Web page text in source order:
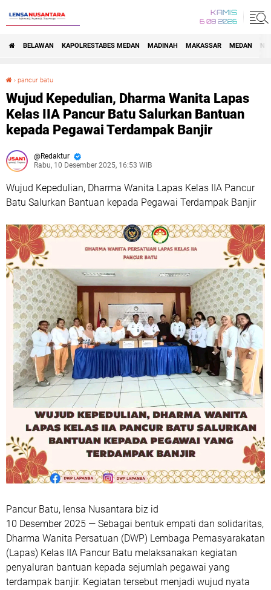
KAMIS
6 08 2026
BELAWAN KAPOLRESTABES MEDAN MADINAH MAKASSAR MEDAN
› pancur batu
Wujud Kepedulian, Dharma Wanita Lapas
Kelas IIA Pancur Batu Salurkan Bantuan
kepada Pegawai Terdampak Banjir
Redaktur
Rabu, 10 Desember 2025, 16:53 WIB
Wujud Kepedulian, Dharma Wanita Lapas Kelas IIA Pancur
Batu Salurkan Bantuan kepada Pegawai Terdampak Banjir
Pancur Batu, lensa Nusantara biz id
10 Desember 2025 — Sebagai bentuk empati dan solidaritas,
Dharma Wanita Persatuan (DWP) Lembaga Pemasyarakatan
(Lapas) Kelas IIA Pancur Batu melaksanakan kegiatan
penyaluran bantuan kepada sejumlah pegawai yang
terdampak banjir. Kegiatan tersebut menjadi wujud nyata